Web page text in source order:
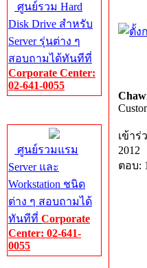
ศูนย์รวม Hard
Disk Drive สำหรับ
Server รุ่นต่าง ๆ
สอบถามได้ทันทีที่
Corporate Center:
02-641-0055
ศูนย์รวมแรม
Server และ
Workstation ชนิด
ต่าง ๆ สอบถามได้
ทันทีที่ Corporate
Center: 02-641-
0055
เข้าร่
2012
ตอบ: